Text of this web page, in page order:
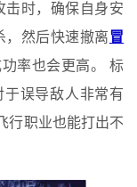
击时，确保自身安
，然后快速撤离冒
率也会更高。 标
误导敌人非常有
行职业也能打出不